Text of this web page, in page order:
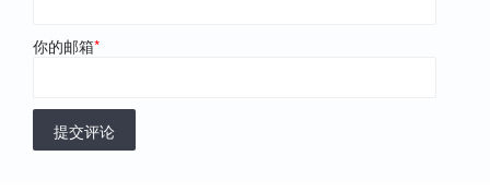
你的邮箱*
提交评论